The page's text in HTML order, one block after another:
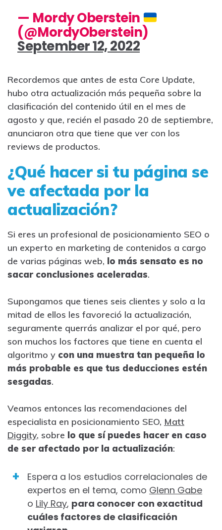
— Mordy Oberstein
(@MordyOberstein)
September 12, 2022
Recordemos que antes de esta Core Update,
hubo otra actualización más pequeña sobre la
clasificación del contenido útil en el mes de
agosto y que, recién el pasado 20 de septiembre,
anunciaron otra que tiene que ver con los
reviews de productos.
¿Qué hacer si tu página se
ve afectada por la
actualización?
Si eres un profesional de posicionamiento SEO o
un experto en marketing de contenidos a cargo
de varias páginas web, lo más sensato es no
sacar conclusiones aceleradas.
Supongamos que tienes seis clientes y solo a la
mitad de ellos les favoreció la actualización,
seguramente querrás analizar el por qué, pero
son muchos los factores que tiene en cuenta el
algoritmo y con una muestra tan pequeña lo
más probable es que tus deducciones estén
sesgadas.
Veamos entonces las recomendaciones del
especialista en posicionamiento SEO, Matt
Diggity, sobre lo que sí puedes hacer en caso
de ser afectado por la actualización:
Espera a los estudios correlacionales de
expertos en el tema, como Glenn Gabe
o Lily Ray, para conocer con exactitud
cuáles factores de clasificación